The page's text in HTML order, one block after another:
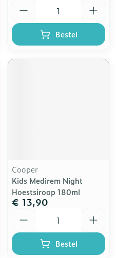
Bestel
Cooper
Kids Medirem Night
Hoestsiroop 180ml
€ 13,90
Bestel